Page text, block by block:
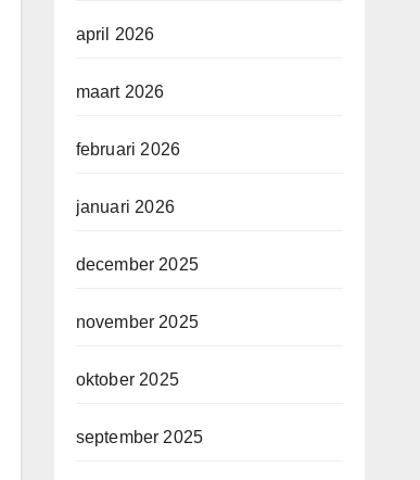
april 2026
maart 2026
februari 2026
januari 2026
december 2025
november 2025
oktober 2025
september 2025